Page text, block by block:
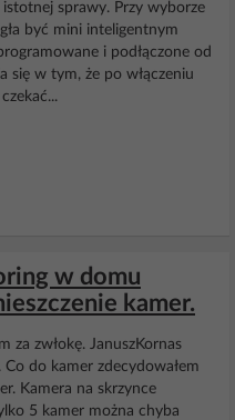
sprawy. Przy wyborze
być mini inteligentnym
i podłączone od
się w tym, że po włączeniu
w domu
kamer.
za zwłokę. JanuszKornas
do kamer zdecydowałem
Kamera na skrzynce
5 kamer można chyba